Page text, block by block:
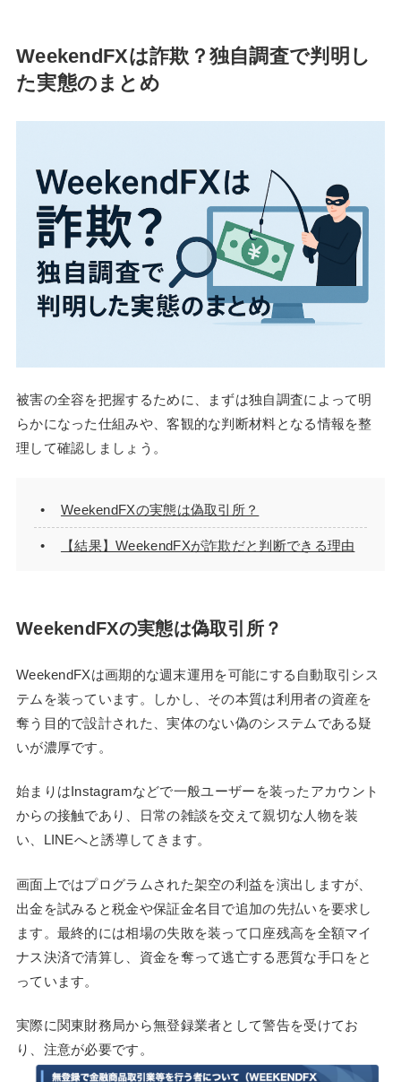
WeekendFXは詐欺？独自調査で判明し
た実態のまとめ
被害の全容を把握するために、まずは独自調査によって明
らかになった仕組みや、客観的な判断材料となる情報を整
理して確認しましょう。
WeekendFXの実態は偽取引所？
【結果】WeekendFXが詐欺だと判断できる理由
WeekendFXの実態は偽取引所？
WeekendFXは画期的な週末運用を可能にする自動取引シス
テムを装っています。しかし、その本質は利用者の資産を
奪う目的で設計された、実体のない偽のシステムである疑
いが濃厚です。
始まりはInstagramなどで一般ユーザーを装ったアカウント
からの接触であり、日常の雑談を交えて親切な人物を装
い、LINEへと誘導してきます。
画面上ではプログラムされた架空の利益を演出しますが、
出金を試みると税金や保証金名目で追加の先払いを要求し
ます。最終的には相場の失敗を装って口座残高を全額マイ
ナス決済で清算し、資金を奪って逃亡する悪質な手口をと
っています。
実際に関東財務局から無登録業者として警告を受けてお
り、注意が必要です。